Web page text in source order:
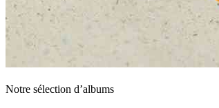
Notre sélection d’albums